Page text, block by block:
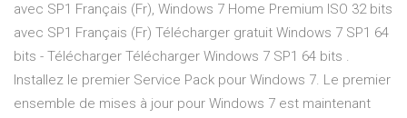
avec SP1 Français (Fr), Windows 7 Home Premium ISO 32 bits
avec SP1 Français (Fr) Télécharger gratuit Windows 7 SP1 64
bits - Télécharger Télécharger Windows 7 SP1 64 bits .
Installez le premier Service Pack pour Windows 7. Le premier
ensemble de mises à jour pour Windows 7 est maintenant